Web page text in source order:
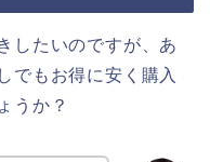
したいのですが、あ
でもお得に安く購入
うか？